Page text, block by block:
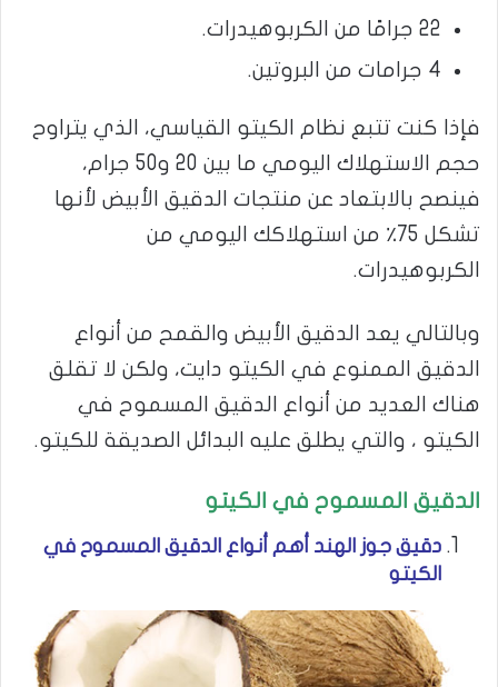
22 جرامًا من الكربوهيدرات.
4 جرامات من البروتين.
فإذا كنت تتبع نظام الكيتو القياسي، الذي يتراوح
حجم الاستهلاك اليومي ما بين 20 و50 جرام،
فينصح بالابتعاد عن منتجات الدقيق الأبيض لأنها
تشكل 75٪ من استهلاكك اليومي من
الكربوهيدرات.
وبالتالي يعد الدقيق الأبيض والقمح من أنواع
الدقيق الممنوع في الكيتو دايت، ولكن لا تقلق
هناك العديد من أنواع الدقيق المسموح في
الكيتو ، والتي يطلق عليه البدائل الصديقة للكيتو.
الدقيق المسموح في الكيتو
دقيق جوز الهند أهم أنواع الدقيق المسموح في
الكيتو